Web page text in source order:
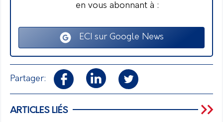
en vous abonnant à :
ECI sur Google News
Partager:
ARTICLES LIÉS